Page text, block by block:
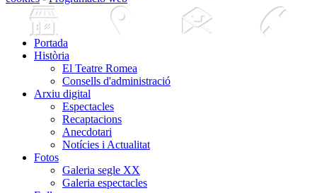
Portada
Història
El Teatre Romea
Consells d'administració
Arxiu digital
Espectacles
Recaptacions
Anecdotari
Notícies i Actualitat
Fotos
Galeria segle XX
Galeria espectacles